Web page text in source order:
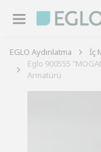
EGLO Aydınlatma İç
Eglo 900555
Armatürü